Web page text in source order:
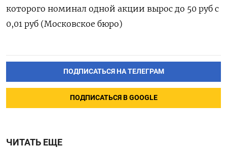
которого номинал одной акции вырос до 50 руб с
0,01 руб (Московское бюро)
ПОДПИСАТЬСЯ НА ТЕЛЕГРАМ
ПОДПИСАТЬСЯ В GOOGLE
ЧИТАТЬ ЕЩЕ